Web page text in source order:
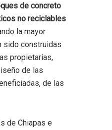
de concreto
no reciclables
la mayor
sido construidas
propietarias,
de las
de las
de Chiapas e